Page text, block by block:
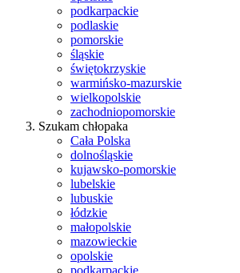
podkarpackie
podlaskie
pomorskie
śląskie
świętokrzyskie
warmińsko-mazurskie
wielkopolskie
zachodniopomorskie
Szukam chłopaka
Cała Polska
dolnośląskie
kujawsko-pomorskie
lubelskie
lubuskie
łódzkie
małopolskie
mazowieckie
opolskie
podkarpackie